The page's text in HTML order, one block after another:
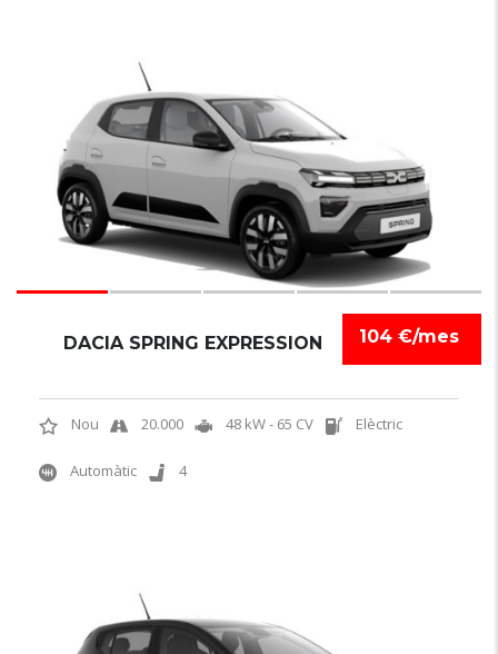
104 €/mes
DACIA SPRING EXPRESSION
Nou 20.000 48 kW - 65 CV Elèctric
Automàtic 4